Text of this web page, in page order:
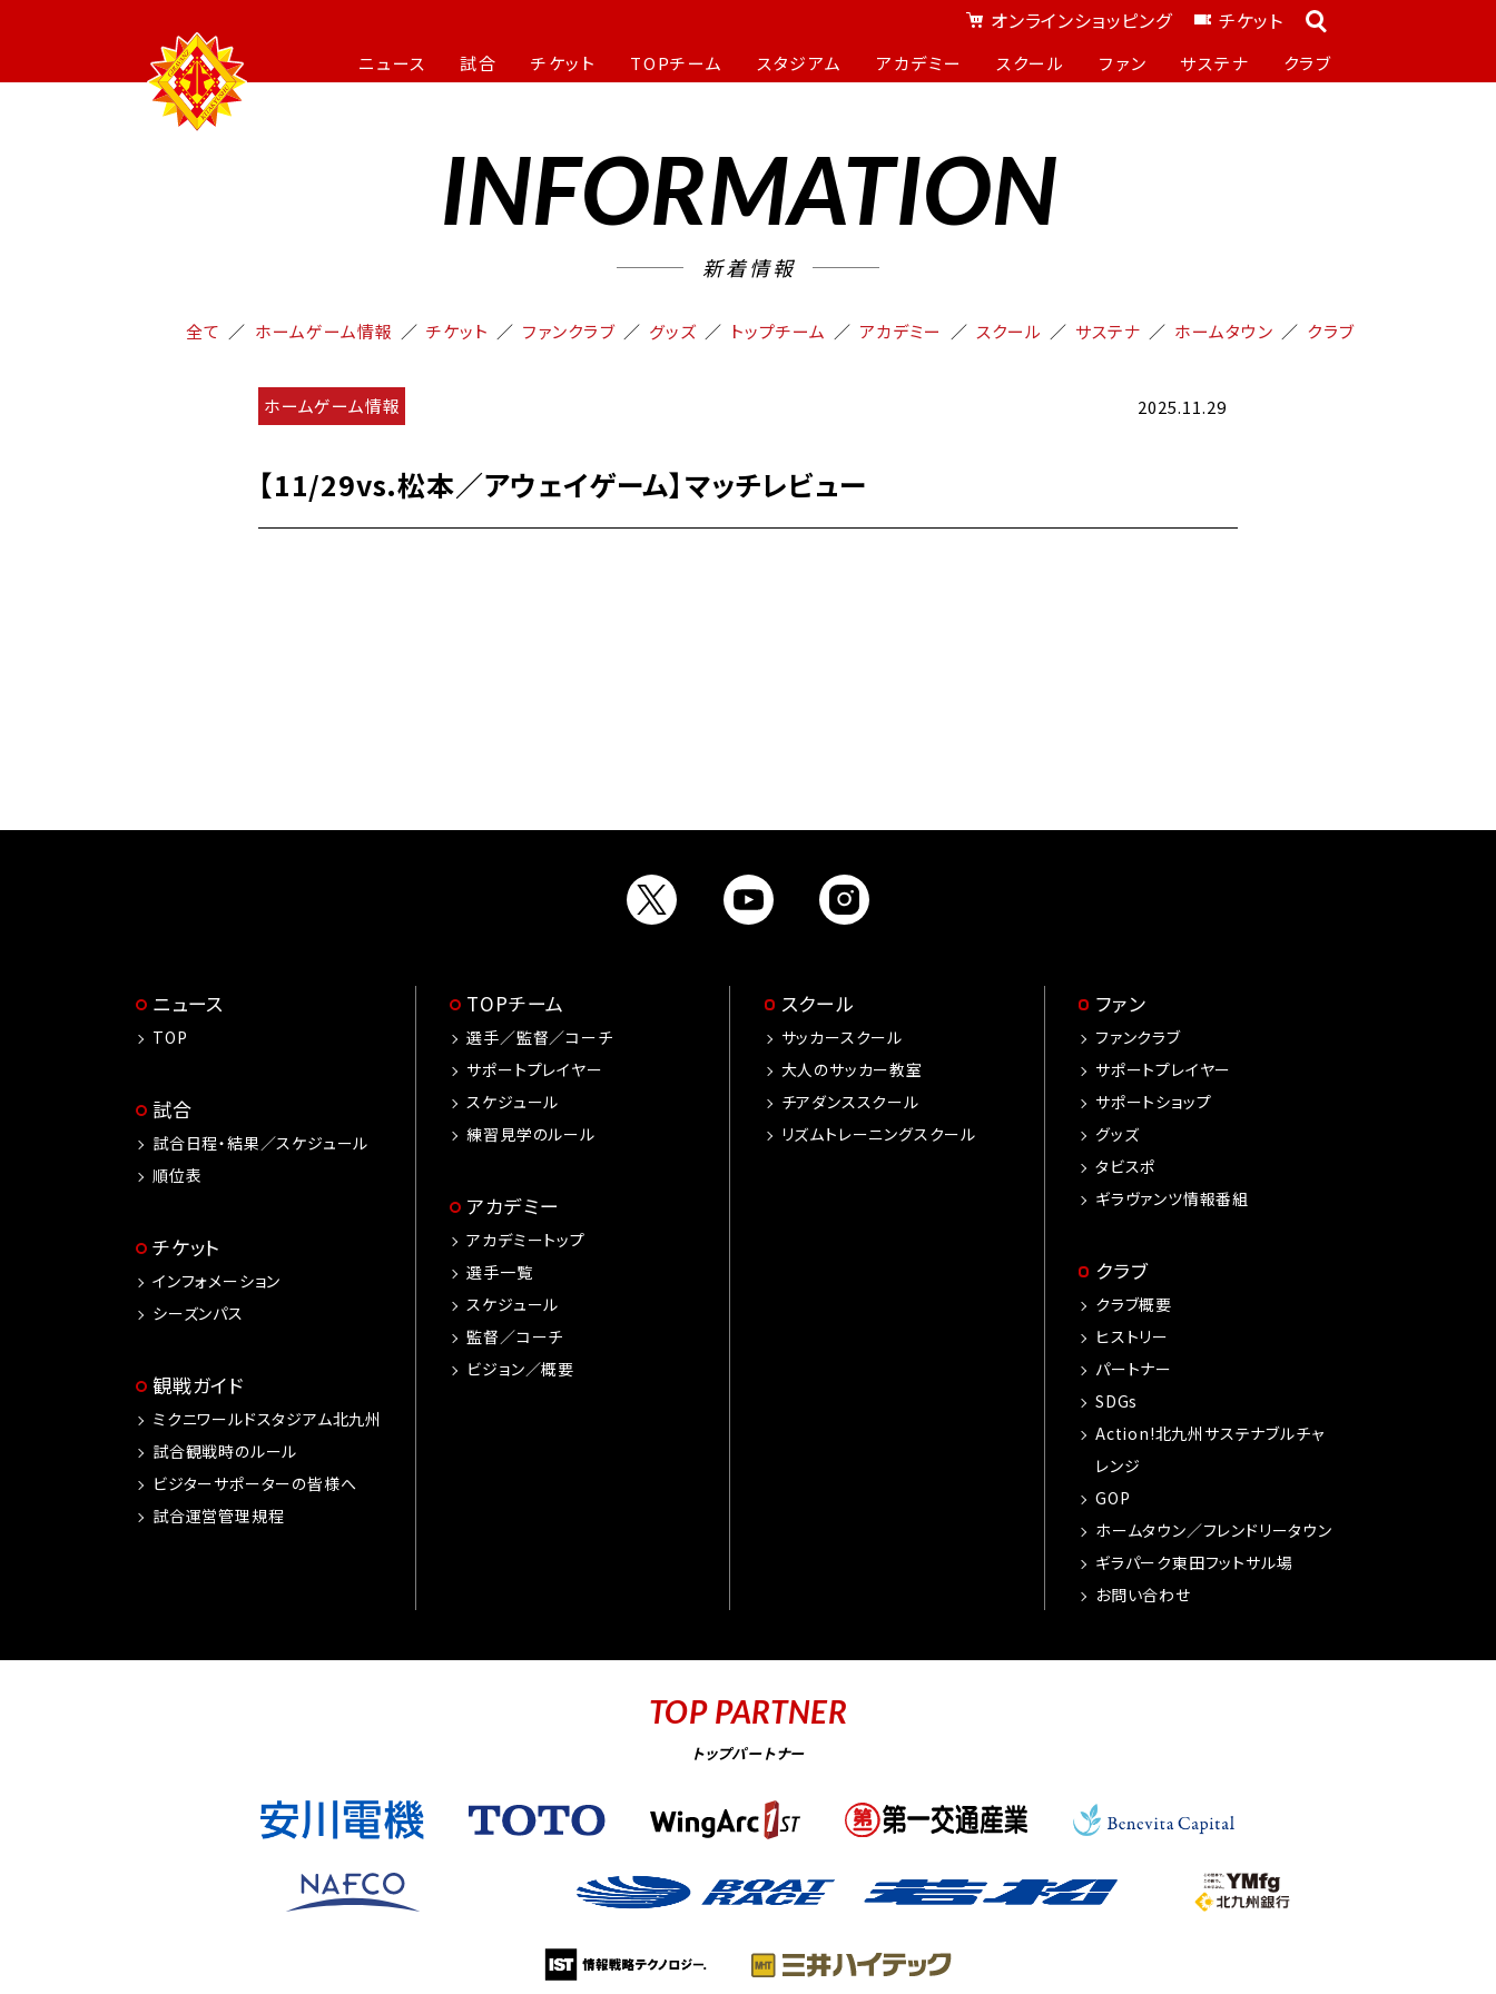
オンラインショッピング チケット
ニュース 試合 チケット TOPチーム スタジアム アカデミー スクール ファン サステナ クラブ
INFORMATION
新着情報
全て ホームゲーム情報 チケット ファンクラブ グッズ トップチーム アカデミー スクール サステナ ホームタウン クラブ
ホームゲーム情報 2025.11.29
【11/29vs.松本／アウェイゲーム】マッチレビュー
ニュース
TOP
試合
試合日程・結果／スケジュール
順位表
チケット
インフォメーション
シーズンパス
観戦ガイド
ミクニワールドスタジアム北九州
試合観戦時のルール
ビジターサポーターの皆様へ
試合運営管理規程
TOPチーム
選手／監督／コーチ
サポートプレイヤー
スケジュール
練習見学のルール
アカデミー
アカデミートップ
選手一覧
スケジュール
監督／コーチ
ビジョン／概要
スクール
サッカースクール
大人のサッカー教室
チアダンススクール
リズムトレーニングスクール
ファン
ファンクラブ
サポートプレイヤー
サポートショップ
グッズ
タビスポ
ギラヴァンツ情報番組
クラブ
クラブ概要
ヒストリー
パートナー
SDGs
Action!北九州サステナブルチャ
レンジ
GOP
ホームタウン／フレンドリータウン
ギラパーク東田フットサル場
お問い合わせ
TOP PARTNER
トップパートナー